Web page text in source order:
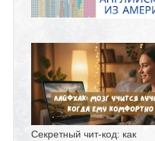
Секретный чит-код: как